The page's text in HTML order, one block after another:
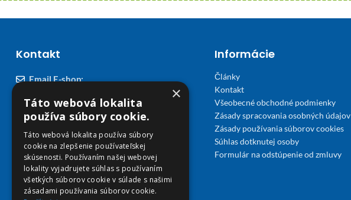
Kontakt
Email E-shop:
podpora@viplekaren.sk
Telefón E-shop:
0911 678 900(Po - Pia 7:30 - 15:30)
Telefón kamenná Lekáreň VIP Košice:
055 307 78 30
(Po - Ne 8:00 - 18:00)
Informácie
Články
Kontakt
Všeobecné obchodné podmienky
Zásady spracovania osobných údajov
Zásady používania súborov cookies
Súhlas dotknutej osoby
Formulár na odstúpenie od zmluvy
×
Táto webová lokalita
používa súbory cookie.
Táto webová lokalita používa súbory
cookie na zlepšenie používateľskej
skúsenosti. Používaním našej webovej
lokality vyjadrujete súhlas s používaním
všetkých súborov cookie v súlade s našimi
zásadami používania súborov cookie.